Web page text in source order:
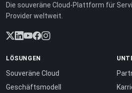
Die souveräne Cloud-Plattform für
Provider weltweit.
LÖSUNGEN
Souveräne Cloud
Geschäftsmodell